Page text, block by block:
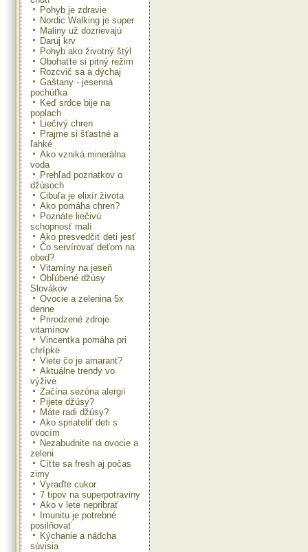
Pohyb je zdravie
Nordic Walking je super
Maliny už dozrievajú
Daruj krv
Pohyb ako životný štýl
Obohaťte si pitný režim
Rozcvič sa a dýchaj
Gaštany - jesenná
pochúťka
Keď srdce bije na
poplach
Liečivý chren
Prajme si šťastné a
ľahké
Ako vzniká minerálna
voda
Prehľad poznatkov o
džúsoch
Cibuľa je elixír života
Ako pomáha chren?
Poznáte liečivú
schopnosť malí
Ako presvedčiť deti jesť
Čo servírovať deťom na
obed?
Vitamíny na jeseň
Obľúbené džúsy
Slovákov
Ovocie a zelenina 5x
denne
Prirodzené zdroje
vitamínov
Vincentka pomáha pri
chrípke
Viete čo je amarant?
Aktuálne trendy vo
výžive
Začína sezóna alergií
Pijete džúsy?
Máte radi džúsy?
Ako spriateliť deti s
ovocím
Nezabudnite na ovocie a
zeleni
Cíťte sa fresh aj počas
zimy
Vyraďte cukor
7 tipov na superpotraviny
Ako v lete nepribrať
Imunitu je potrebné
posilňovať
Kýchanie a nádcha
súvisia